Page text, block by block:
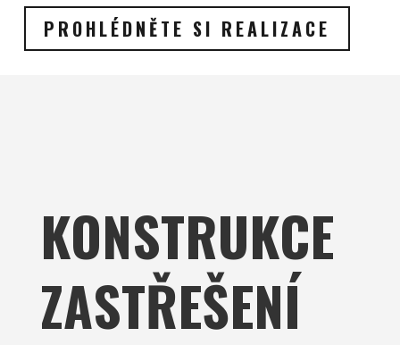
PROHLÉDNĚTE SI REALIZACE
KONSTRUKCE
ZASTŘEŠENÍ